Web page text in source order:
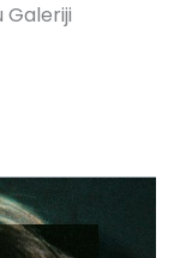
Galeriji